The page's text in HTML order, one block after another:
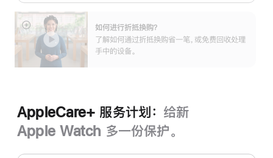
如何进行折抵换购？
了解如何通过折抵换购省一笔，或免费回收处理
手中的设备。
展
AppleCare+ 服务计划： 给新
Apple Watch 多一份保护。